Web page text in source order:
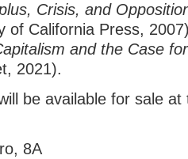
Crisis, and
of California Press,
and the Case for
2021).
be available for sale at
8A